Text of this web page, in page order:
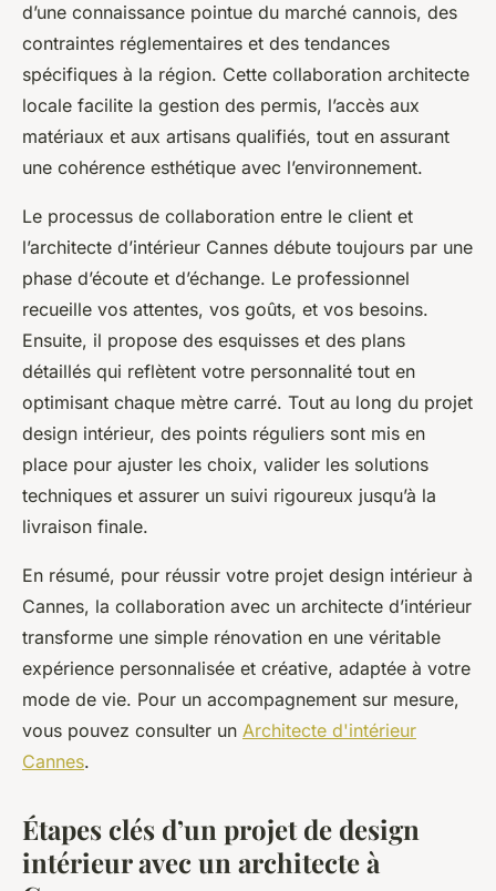
d’une connaissance pointue du marché cannois, des
contraintes réglementaires et des tendances
spécifiques à la région. Cette collaboration architecte
locale facilite la gestion des permis, l’accès aux
matériaux et aux artisans qualifiés, tout en assurant
une cohérence esthétique avec l’environnement.
Le processus de collaboration entre le client et
l’architecte d’intérieur Cannes débute toujours par une
phase d’écoute et d’échange. Le professionnel
recueille vos attentes, vos goûts, et vos besoins.
Ensuite, il propose des esquisses et des plans
détaillés qui reflètent votre personnalité tout en
optimisant chaque mètre carré. Tout au long du projet
design intérieur, des points réguliers sont mis en
place pour ajuster les choix, valider les solutions
techniques et assurer un suivi rigoureux jusqu’à la
livraison finale.
En résumé, pour réussir votre projet design intérieur à
Cannes, la collaboration avec un architecte d’intérieur
transforme une simple rénovation en une véritable
expérience personnalisée et créative, adaptée à votre
mode de vie. Pour un accompagnement sur mesure,
vous pouvez consulter un Architecte d'intérieur
Cannes.
Étapes clés d’un projet de design
intérieur avec un architecte à